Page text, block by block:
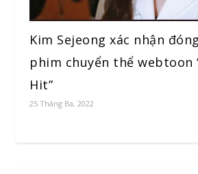
Kim Sejeong xác nhận
phim chuyển thể webtoon
Hit”
25 Tháng Ba, 2022